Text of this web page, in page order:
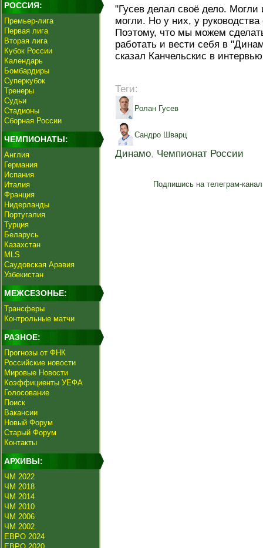
РОССИЯ:
Премьер-лига
Первая лига
Вторая лига
Кубок России
Календарь
Бомбардиры
Суперкубок
Тренеры
Судьи
Стадионы
Сборная России
ЧЕМПИОНАТЫ:
Англия
Германия
Испания
Италия
Франция
Нидерланды
Португалия
Турция
Беларусь
Казахстан
MLS
Саудовская Аравия
Узбекистан
МЕЖСЕЗОНЬЕ:
Трансферы
Контрольные матчи
РАЗНОЕ:
Прогнозы от ФНК
Российские новости
Мировые Новости
Коэффициенты УЕФА
Голосование
Поиск
Вакансии
Новый Форум
Старый Форум
Контакты
АРХИВЫ:
ЧМ 2022
ЧМ 2018
ЧМ 2014
ЧМ 2010
ЧМ 2006
ЧМ 2002
ЕВРО 2024
"Гусев делал своё дело. Могли
могли. Но у них, у
Поэтому, что мы можем
работать и вести себя в
сказал Канчельскис в
Теги:
Ролан Гусев
Сандро Шварц
Динамо, Чемпионат России
Подпишись на телеграм-